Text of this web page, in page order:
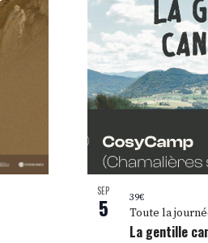
SEP
5
La gentille
Toute la
39€